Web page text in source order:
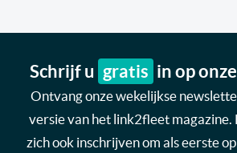
Schrijf u gratis in op
Ontvang onze wekelijkse
versie van het link2fleet magazine.
zich ook inschrijven om als eerste